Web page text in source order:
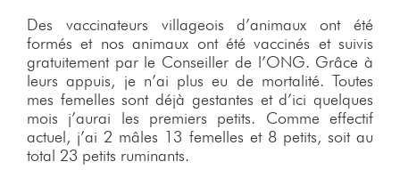
Des vaccinateurs villageois d’animaux ont été
formés et nos animaux ont été vaccinés et suivis
gratuitement par le Conseiller de l’ONG. Grâce à
leurs appuis, je n’ai plus eu de mortalité. Toutes
mes femelles sont déjà gestantes et d’ici quelques
mois j’aurai les premiers petits. Comme effectif
actuel, j’ai 2 mâles 13 femelles et 8 petits, soit au
total 23 petits ruminants.